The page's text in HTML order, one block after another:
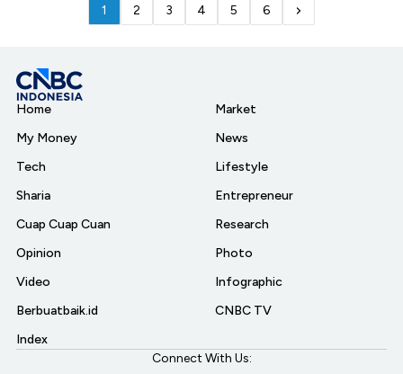
1 2 3 4 5 6
Home
My Money
Tech
Sharia
Cuap Cuap Cuan
Opinion
Video
Berbuatbaik.id
Index
Market
News
Lifestyle
Entrepreneur
Research
Photo
Infographic
CNBC TV
Connect With Us: